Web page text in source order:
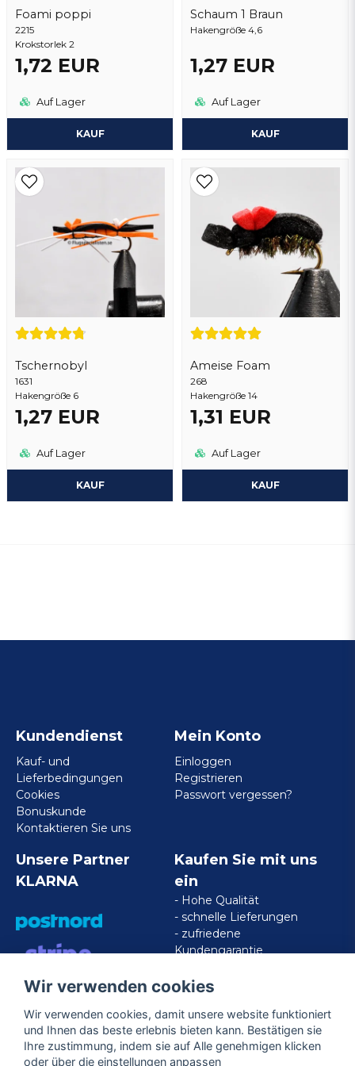
Foami poppi
2215
Krokstorlek 2
1,72 EUR
Auf Lager
KAUF
Schaum 1 Braun
Hakengröße 4,6
1,27 EUR
Auf Lager
KAUF
Tschernobyl
1631
Hakengröße 6
1,27 EUR
Auf Lager
KAUF
Ameise Foam
268
Hakengröße 14
1,31 EUR
Auf Lager
KAUF
Frage senden
Kundendienst
Kauf- und
Lieferbedingungen
Cookies
Bonuskunde
Kontaktieren Sie uns
Mein Konto
Einloggen
Registrieren
Passwort vergessen?
Unsere Partner
KLARNA
VISA/MASTERCARD/AMERICAN
EXPRESS
Kaufen Sie mit uns
ein
- Hohe Qualität
- schnelle Lieferungen
- zufriedene
Kundengarantie
Folgen Sie uns
Wir verwenden cookies
Wir verwenden cookies, damit unsere website funktioniert
und Ihnen das beste erlebnis bieten kann. Bestätigen sie
Ihre zustimmung, indem sie auf Alle genehmigen klicken
oder über die einstellungen anpassen